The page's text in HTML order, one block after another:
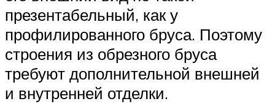
презентабельный, как у
профилированного бруса. Поэтому
строения из обрезного бруса
требуют дополнительной внешней
и внутренней отделки.